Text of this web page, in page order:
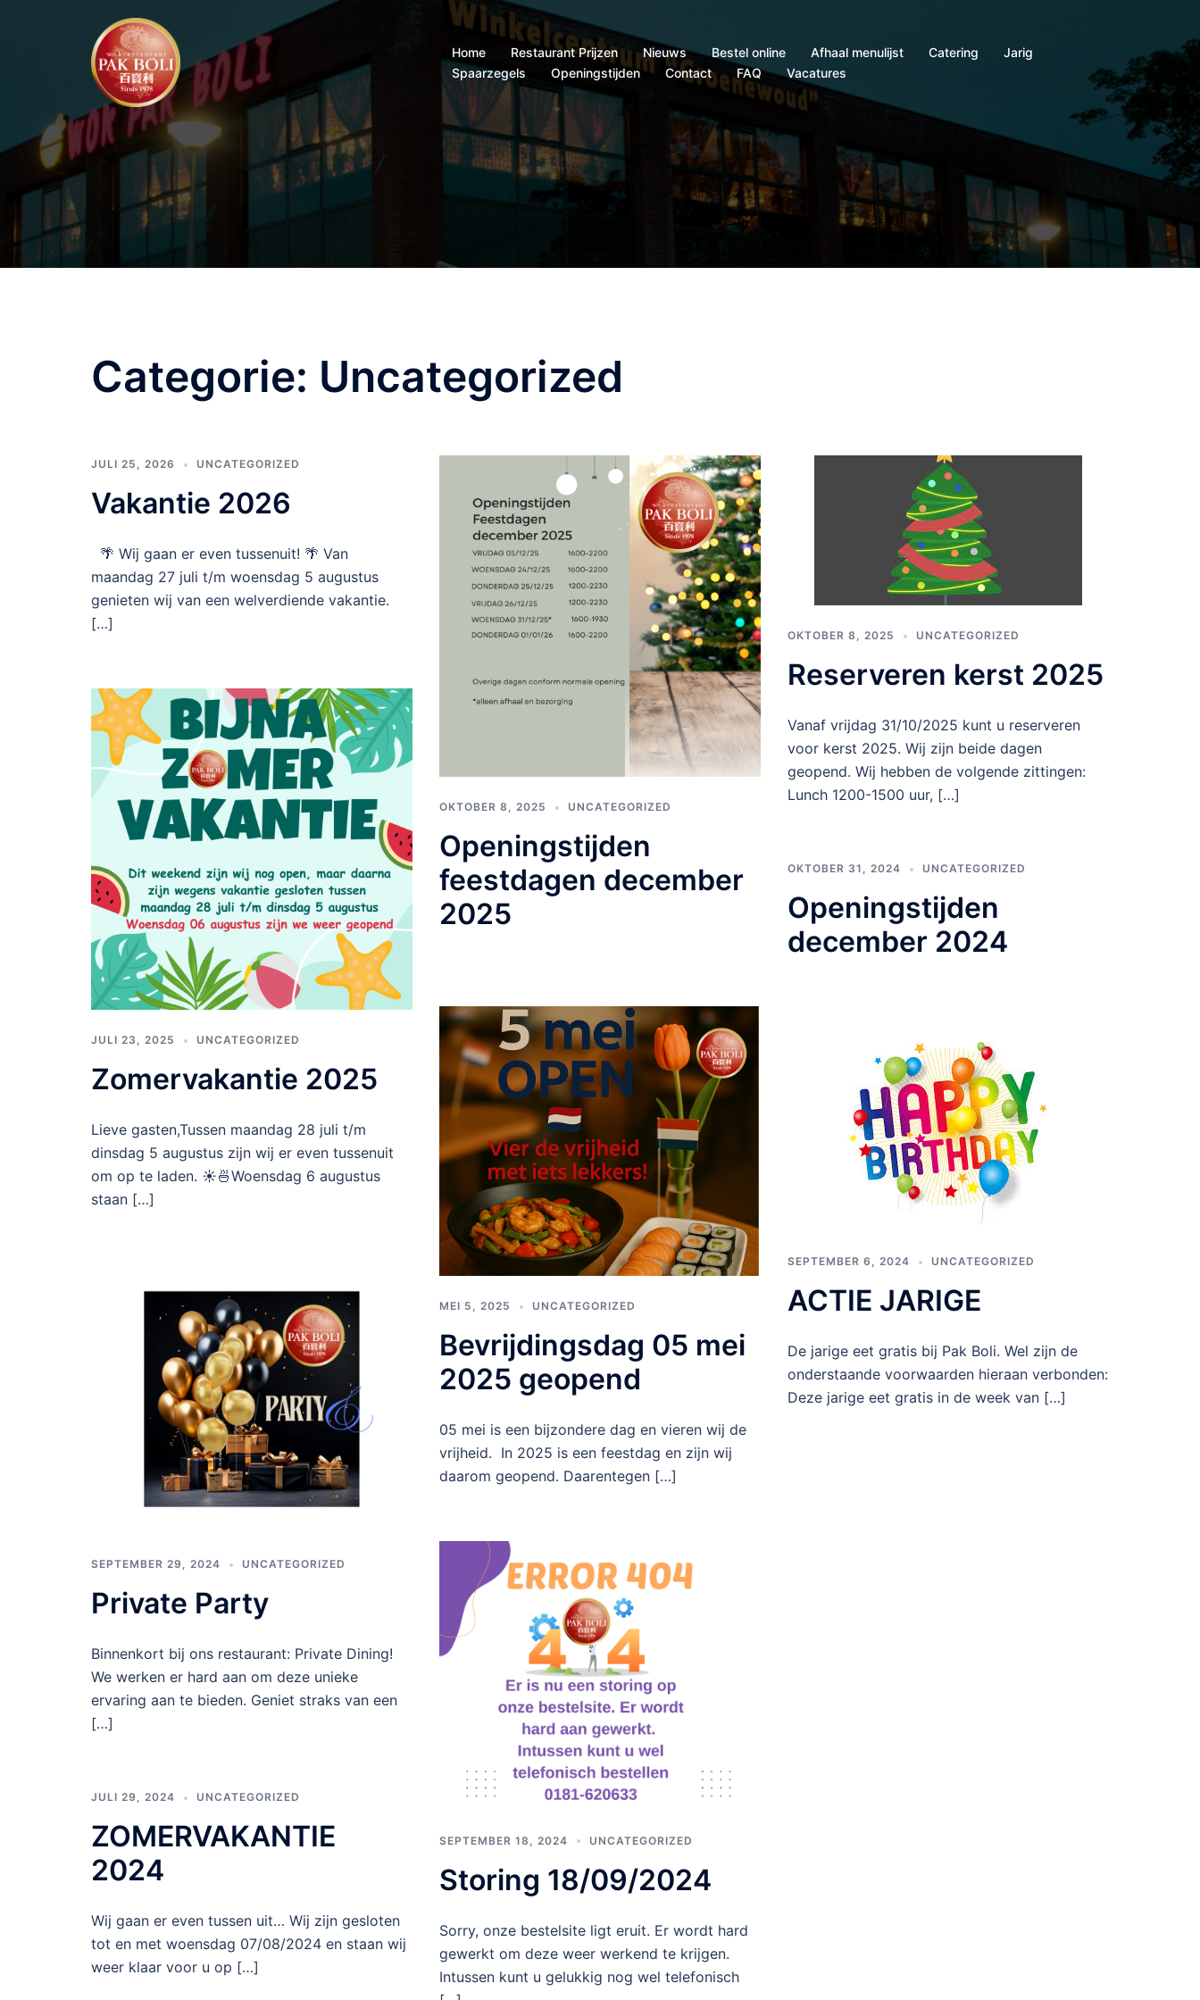
Home Restaurant Prijzen Nieuws Bestel online Afhaal menulijst Catering
Jarig
Spaarzegels
Openingstijden Contact FAQ Vacatures
Categorie: Uncategorized
JULI 25, 2026 UNCATEGORIZED
Vakantie 2026
🌴 Wij gaan er even tussenuit! 🌴 Van
maandag 27 juli t/m woensdag 5 augustus
genieten wij van een welverdiende vakantie.
[…]
OKTOBER 8, 2025 UNCATEGORIZED
Openingstijden
feestdagen december
2025
OKTOBER 8, 2025 UNCATEGORIZED
Reserveren kerst 2025
Vanaf vrijdag 31/10/2025 kunt u reserveren
voor kerst 2025. Wij zijn beide dagen
geopend. Wij hebben de volgende zittingen:
Lunch 1200-1500 uur, […]
JULI 23, 2025 UNCATEGORIZED
Zomervakantie 2025
Lieve gasten,Tussen maandag 28 juli t/m
dinsdag 5 augustus zijn wij er even tussenuit
om op te laden. ☀️🍜Woensdag 6 augustus
staan […]
MEI 5, 2025 UNCATEGORIZED
Bevrijdingsdag 05 mei
2025 geopend
05 mei is een bijzondere dag en vieren wij de
vrijheid. In 2025 is een feestdag en zijn wij
daarom geopend. Daarentegen […]
OKTOBER 31, 2024 UNCATEGORIZED
Openingstijden
december 2024
SEPTEMBER 29, 2024 UNCATEGORIZED
Private Party
Binnenkort bij ons restaurant: Private Dining!
We werken er hard aan om deze unieke
ervaring aan te bieden. Geniet straks van een
[…]
SEPTEMBER 18, 2024 UNCATEGORIZED
Storing 18/09/2024
Sorry, onze bestelsite ligt eruit. Er wordt hard
gewerkt om deze weer werkend te krijgen.
Intussen kunt u gelukkig nog wel telefonisch
SEPTEMBER 6, 2024 UNCATEGORIZED
ACTIE JARIGE
De jarige eet gratis bij Pak Boli. Wel zijn de
onderstaande voorwaarden hieraan verbonden:
Deze jarige eet gratis in de week van […]
JULI 29, 2024 UNCATEGORIZED
ZOMERVAKANTIE
2024
Wij gaan er even tussen uit… Wij zijn gesloten
tot en met woensdag 07/08/2024 en staan wij
weer klaar voor u op […]